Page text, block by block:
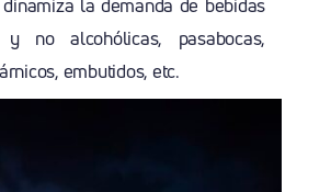
y no alcohólicas, pasabocas,
embutidos, etc.